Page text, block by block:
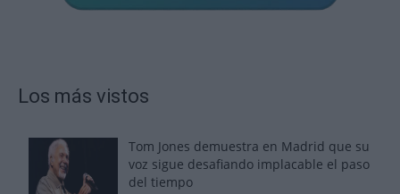
Los más vistos
Tom Jones demuestra en Madrid que su
voz sigue desafiando implacable el paso
del tiempo